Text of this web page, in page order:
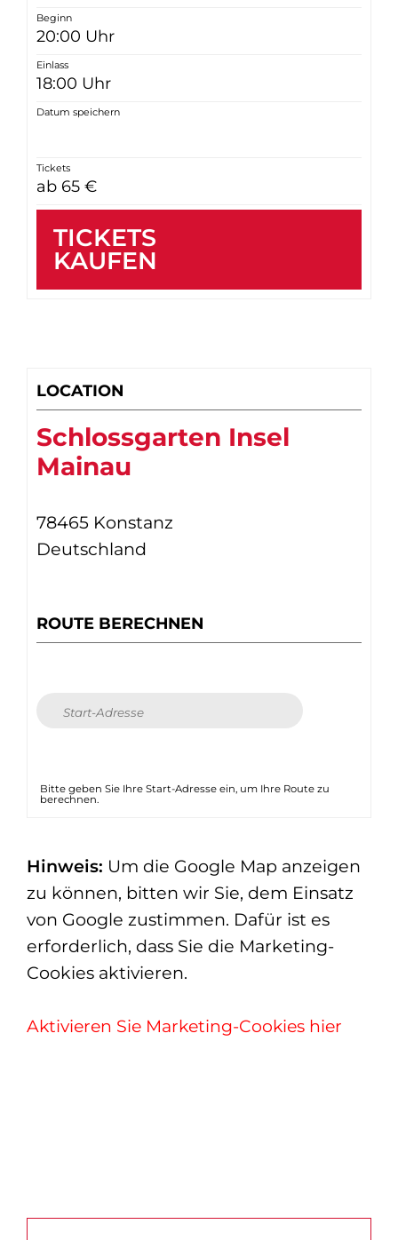
Beginn
20:00 Uhr
Einlass
18:00 Uhr
Datum speichern
Tickets
ab 65 €
TICKETS
KAUFEN
LOCATION
Schlossgarten Insel
Mainau
78465 Konstanz
Deutschland
ROUTE BERECHNEN
Bitte geben Sie Ihre Start-Adresse ein, um Ihre Route zu
berechnen.
Hinweis: Um die Google Map anzeigen
zu können, bitten wir Sie, dem Einsatz
von Google zustimmen. Dafür ist es
erforderlich, dass Sie die Marketing-
Cookies aktivieren.
Aktivieren Sie Marketing-Cookies hier